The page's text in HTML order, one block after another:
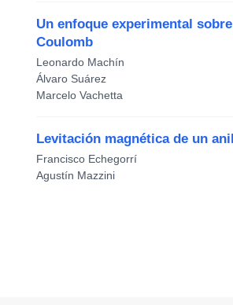
Un enfoque experimental
Coulomb
Leonardo Machín
Álvaro Suárez
Marcelo Vachetta
Levitación magnética de un
Francisco Echegorrí
Agustín Mazzini